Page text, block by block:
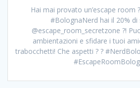
Hai mai provato un’escape room
#BolognaNerd hai il 20% di
@escape_room_secretzone ?!
ambientazioni e sfidare i tuoi
trabocchetti! Che aspetti ? ?